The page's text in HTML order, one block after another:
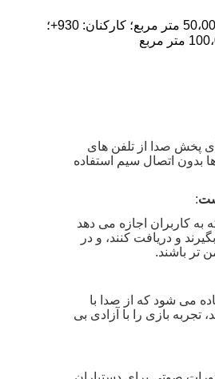
کارخانه ی خود شرکت: 50،000 متر مربع؛ کارکنان: 930+؛
پخش صدا از تلفن های
بدون اتصال سیم استفاده
:
کاربران اجازه می دهد
و دریافت کنند، و در
تر باشند.
می شود که از صدا با
تجربه بازی را با آزادی بی